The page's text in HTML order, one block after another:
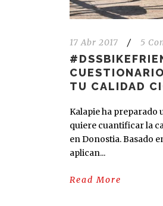
17 Abr 2017 / 5
TU CALIDAD
Kalapie ha preparado
quiere cuantificar la
en Donostia. Basado
aplican...
Read More